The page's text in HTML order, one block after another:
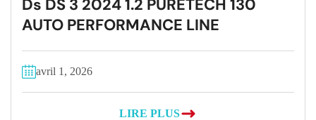
Ds DS 3 2024 1.2 PURETECH 130
AUTO PERFORMANCE LINE
avril 1, 2026
LIRE PLUS